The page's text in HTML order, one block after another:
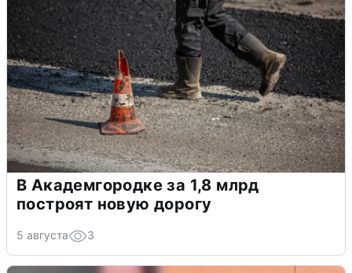
В Академгородке за 1,8 млрд
построят новую дорогу
5 августа 3